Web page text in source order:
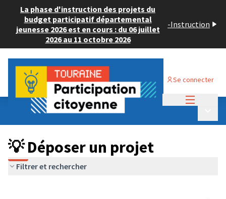
La phase d'instruction des projets du
budget participatif départemental
jeunesse 2026 est en cours : du 06 juillet
2026 au 11 octobre 2026
-Instruction
Se connecter
Budget Participatif ADULTE 2024
💡 Déposer un projet
💡 Déposer un projet
Filtrer et rechercher